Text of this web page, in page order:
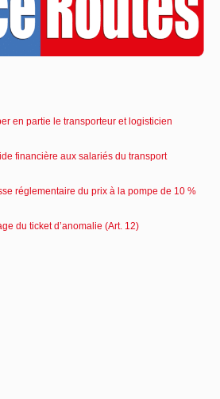
en partie le transporteur et logisticien
financière aux salariés du transport
réglementaire du prix à la pompe de 10 %
du ticket d’anomalie (Art. 12)